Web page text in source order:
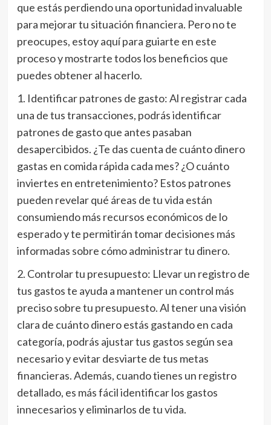
que estás perdiendo una oportunidad invaluable
para mejorar tu situación financiera. Pero no te
preocupes, estoy aquí para guiarte en este
proceso y mostrarte todos los beneficios que
puedes obtener al hacerlo.
1. Identificar patrones de gasto: Al registrar cada
una de tus transacciones, podrás identificar
patrones de gasto que antes pasaban
desapercibidos. ¿Te das cuenta de cuánto dinero
gastas en comida rápida cada mes? ¿O cuánto
inviertes en entretenimiento? Estos patrones
pueden revelar qué áreas de tu vida están
consumiendo más recursos económicos de lo
esperado y te permitirán tomar decisiones más
informadas sobre cómo administrar tu dinero.
2. Controlar tu presupuesto: Llevar un registro de
tus gastos te ayuda a mantener un control más
preciso sobre tu presupuesto. Al tener una visión
clara de cuánto dinero estás gastando en cada
categoría, podrás ajustar tus gastos según sea
necesario y evitar desviarte de tus metas
financieras. Además, cuando tienes un registro
detallado, es más fácil identificar los gastos
innecesarios y eliminarlos de tu vida.